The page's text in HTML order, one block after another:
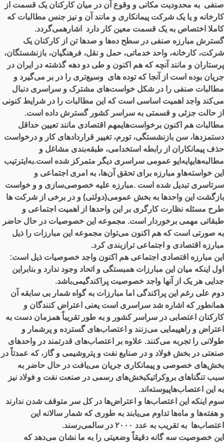
صنفی به محدودیت مکانی و وقوع آن در میان کارکنان یک قسمت از
کارخانه و یا یک شرکت پیمانکاری و مانند آن و نیز جنس مطالبات که
کاملا اختصاص به یک قسمت معین کار دارد اشارهمی‌گردد.
گسترش مبارزه صنفی در سطح ده‌ها و صدها تن از کارکنان یک
شرکت، کارخانه، واحد خدماتی، حمل و نقل، فرهنگیان، بازنشستگان،
پرستاران و مانند آنچه که هم اکنون و طی دو دهه گذشته در ایران در
جریان بوده است از آنجا که توده های وسیع‌تری را در بر می‌گیرد و
مطالبات صنفی را در شکل خواست‌های مشترک و سراسری دنبال
می‌کند واجد اهمیت اساسی است که این مطالبات را در شرایط کنونی
از حالت جزئی و قسمتی به سراسر کشور گسترش داده است.
مطالبات هم اکنون برخواست‌هایمهم اقتصادی مانند تعیین حداقل
دستمزدها، سن بازنشستگی، تورم، تغییر قراردادهای کار و درخواست
حذف پیمانکاران از رابطه استخدامی، طبقه‌بندی مشاغل و
مطالبه‌هایپایه‌ایو عمومی سراسری دیگر متمرکز شده است.به‌ایترتیب
این خواسته‌هاو مبارزه برای تحقق آن‌ها، به امری اجتماعی و
سرتاسری تبدیل شده است .مبارزه علیه خصوصی‌سازی و و خواست
بازگشت این واحدها به بخش عمومی(دولتی) و در برخی از شرکت ها
طرح مسئله نظارت کارگری بر این واحدها از اهمیت اجتماعی و
طبقاتی مهمی برخوردار است. مجموعه این خصوصیات در حال حاضر
به صورتی است که هم اکنون می‌توان مجموعه این مبارزات را ذیل
مبارزه اقتصادی و اجتماعی ترازبندی کرد.
این مبارزه اقتصادی اجتماعی هم اکنون واجد خصوصیات ذیل است:
اول اینکه میان این مبارزات همبستگی و اتحاد وجود ندارد و بنابراین
جدایی هر یک از آنها واجد خصوصیت پراکندگیمی‌باشد.
دوم علی رغم این پراکندگی اما مبارزات به گواه شمار بی سابقه آن
همانطور که اشاره شد سراسری است یعنی اعتراض کنندگان و
کارکنان اعتصابی در سراسر کشور و به طور تقریباً همزمان دست به
اعتراض و راهپیمایی می‌زنند و اعتصاب‌های گسترده و پرشمار و
طولانی را تجربه می‌کنند. علاوه بر اعتصاب‌های قدرتمند در واحدهای
صنعتی در بخش فولاد و در صنایع نفت و پتروشیمی و گاز، که عمدتاً در
بخش‌های خصوصی و پیمانکاری جریان می‌یافت در حال حاضر به
سبب تنگناهای بروکراتیکبخش‌های رسمی در صنعت نفت و فولاد نیز
به این اعتصاب‌هاپیوسته‌اند.
سوم اینکه این اعتصاب‌ها و اعتراض‌ها در کل سر متوقف شدن ندارند
و هفته‌ها و ماه‌ها تداوم می‌یابند به طوری که شمار سالانه این
اعتصاب‌ها به تقریب به عدد ۲۰۰۰ در سالمی‌رسند.
این خصوصیت سه گانه دقیقاً وضعیتی را به ما نشان می‌دهد که